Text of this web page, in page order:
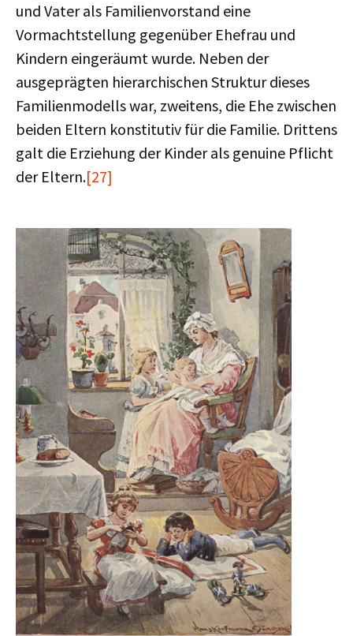
und Vater als Familienvorstand eine
Vormachtstellung gegenüber Ehefrau und
Kindern eingeräumt wurde. Neben der
ausgeprägten hierarchischen Struktur dieses
Familienmodells war, zweitens, die Ehe zwischen
beiden Eltern konstitutiv für die Familie. Drittens
galt die Erziehung der Kinder als genuine Pflicht
der Eltern.[27]